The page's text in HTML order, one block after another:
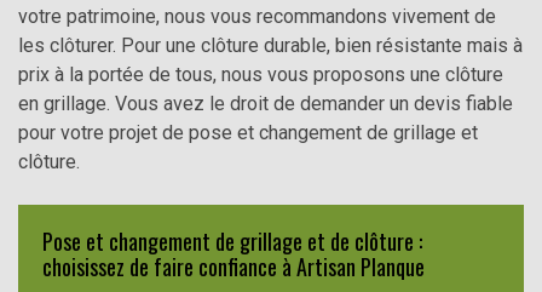
votre patrimoine, nous vous recommandons vivement de
les clôturer. Pour une clôture durable, bien résistante mais à
prix à la portée de tous, nous vous proposons une clôture
en grillage. Vous avez le droit de demander un devis fiable
pour votre projet de pose et changement de grillage et
clôture.
Pose et changement de grillage et de clôture :
choisissez de faire confiance à Artisan Planque